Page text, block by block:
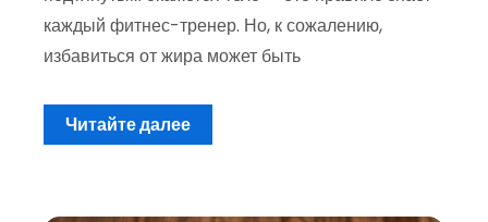
каждый фитнес-тренер. Но, к сожалению,
избавиться от жира может быть
Читайте далее